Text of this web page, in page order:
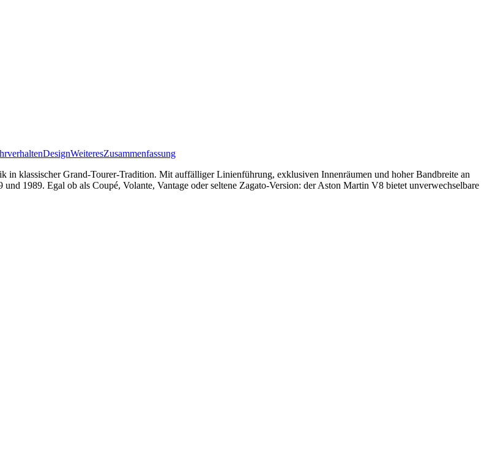
DesignWeiteresZusammenfassung
klassischer Grand-Tourer-Tradition. Mit auffälliger Linienführung, exklusiven Innenräumen und hoher Bandbreite an
1989. Egal ob als Coupé, Volante, Vantage oder seltene Zagato-Version: der Aston Martin V8 bietet unverwechselbare